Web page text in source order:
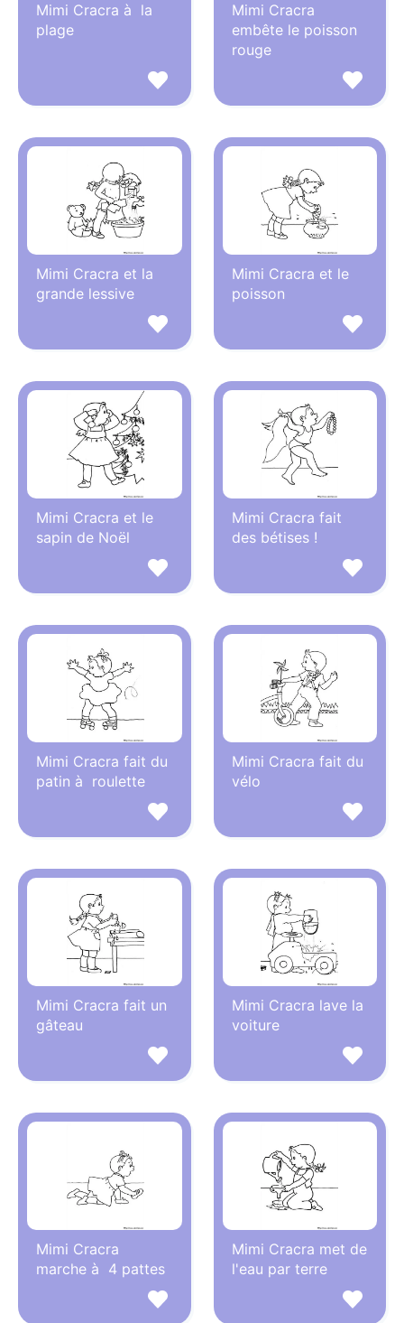
Mimi Cracra à la
plage
Mimi Cracra
embête le poisson
rouge
Mimi Cracra et la
grande lessive
Mimi Cracra et le
poisson
Mimi Cracra et le
sapin de Noël
Mimi Cracra fait
des bétises !
Mimi Cracra fait du
patin à roulette
Mimi Cracra fait du
vélo
Mimi Cracra fait un
gâteau
Mimi Cracra lave la
voiture
Mimi Cracra
marche à 4 pattes
Mimi Cracra met de
l'eau par terre